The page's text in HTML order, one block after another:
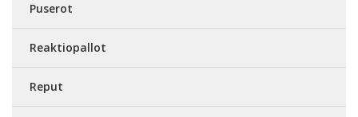
Puserot
Reaktiopallot
Reput